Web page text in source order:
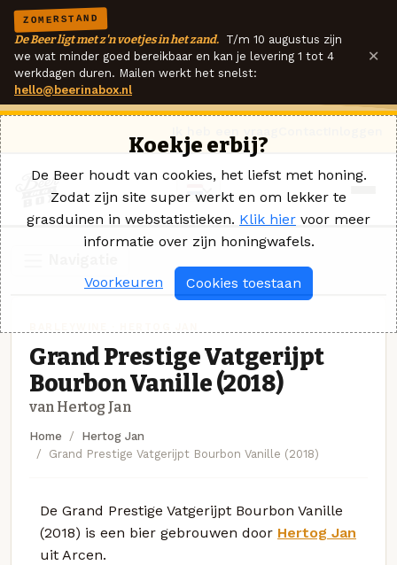
ZOMERSTAND
De Beer ligt met z'n voetjes in het zand. T/m 10 augustus zijn
we wat minder goed bereikbaar en kan je levering 1 tot 4
werkdagen duren. Mailen werkt het snelst:
hello@beerinabox.nl
×
Grand Prestige Vatgerijpt
Bourbon Vanille (2018)
van Hertog Jan
Home
Hertog Jan
Grand Prestige Vatgerijpt Bourbon Vanille (2018)
De Grand Prestige Vatgerijpt Bourbon Vanille
(2018) is een bier gebrouwen door Hertog Jan
uit Arcen.
Koekje erbij?
De Beer houdt van cookies, het liefst met honing.
Zodat zijn site super werkt en om lekker te
grasduinen in webstatistieken. Klik hier voor meer
informatie over zijn honingwafels.
Voorkeuren Cookies toestaan